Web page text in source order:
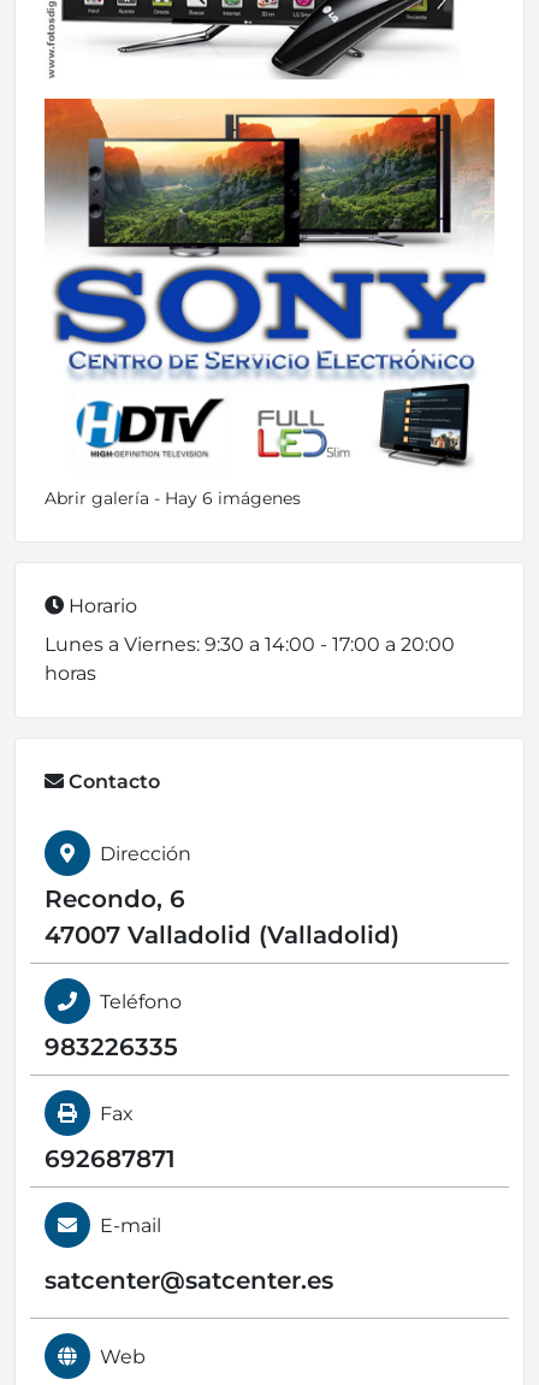
Abrir galería - Hay 6 imágenes
Horario
Lunes a Viernes: 9:30 a 14:00 - 17:00 a 20:00
horas
Contacto
Dirección
Recondo, 6
47007 Valladolid (Valladolid)
Teléfono
983226335
Fax
692687871
E-mail
satcenter@satcenter.es
Web